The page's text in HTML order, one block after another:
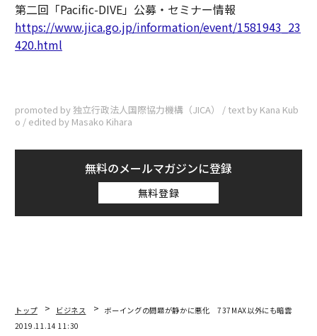
第二回「Pacific-DIVE」公募・セミナー情報
https://www.jica.go.jp/information/event/1581943_23
420.html
promoted by 独立行政法人国際協力機構（JICA） / text by Kana Kub
o / edited by Masako Kihara
無料のメールマガジンに登録
無料登録
トップ ビジネス
ボーイングの問題が静かに悪化 737MAX以外にも暗雲
2019.11.14 11:30